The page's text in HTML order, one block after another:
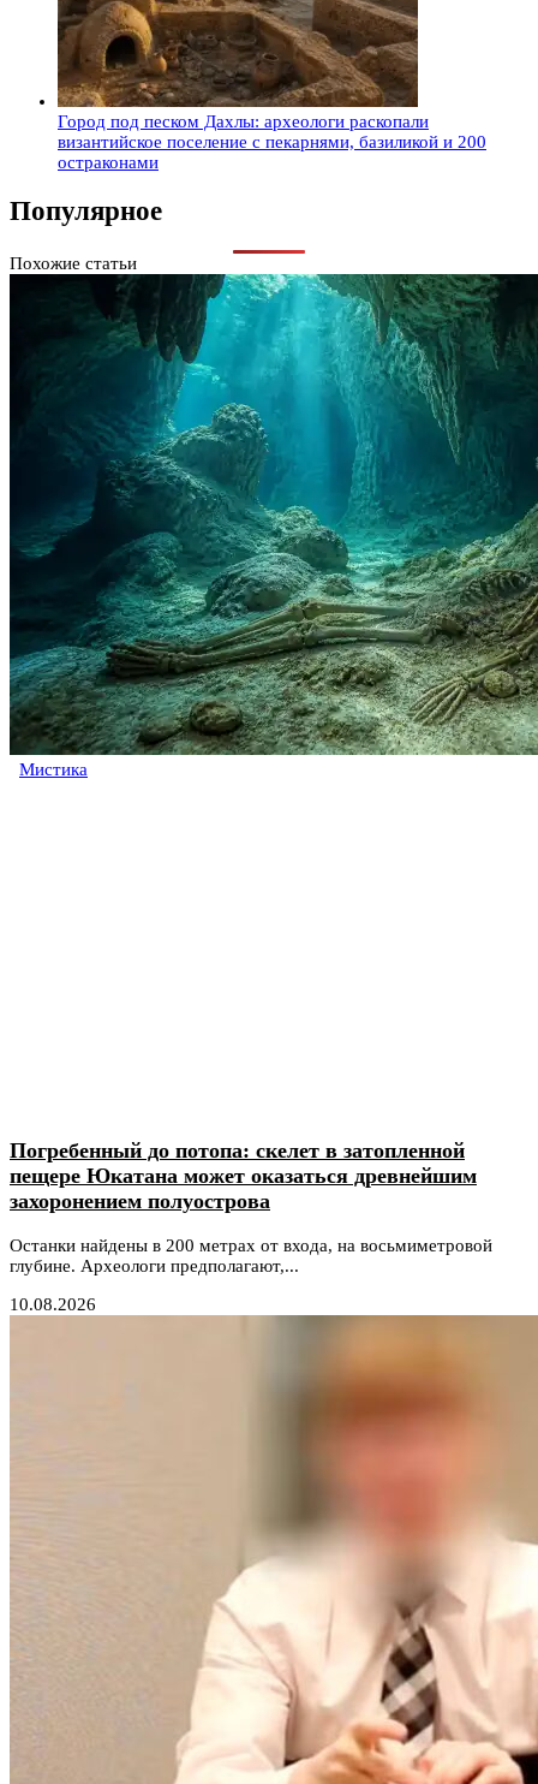
Город под песком Дахлы: археологи раскопали
византийское поселение с пекарнями, базиликой и 200
остраконами
Популярное
Похожие статьи
Мистика
Погребенный до потопа: скелет в затопленной
пещере Юкатана может оказаться древнейшим
захоронением полуострова
Останки найдены в 200 метрах от входа, на восьмиметровой
глубине. Археологи предполагают,...
10.08.2026